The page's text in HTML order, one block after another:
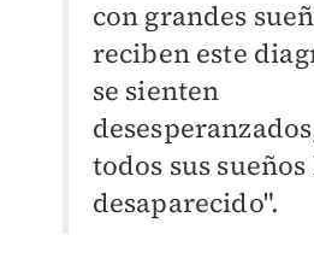
con grandes
reciben este
se sienten
todos sus
desaparecido".